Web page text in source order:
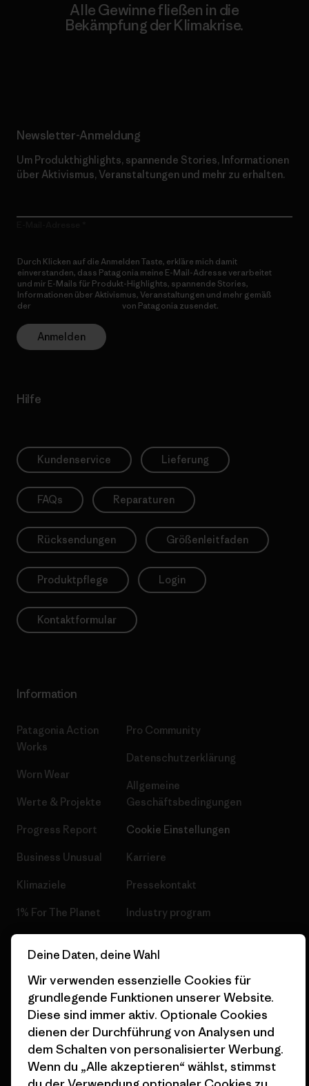
Alle Gewinne fließen in die
Bekämpfung der Klimakrise.
Newsletter-Anmeldung
Um Produkthighlights, spannende Stories, Informationen
über Aktivismus, Veranstaltungen und mehr zu erhalten.
Durch Klicken auf die Anmelden Taste, erkläre mich damit
einverstanden, dass Patagonia meine E-Mail-Adresse verarbeitet
und mir E-Mails für Produkt-Highlights, spannende Stories,
Informationen über Aktivismus, Veranstaltungen und mehr gemäß
der
von Patagonia zusendet.
Anmelden
Hilfe
Kundenservice Lieferung
FAQs Reparaturen
Rücksendungen Größenleitfaden
Produktpflege Login
Kontaktformular
Information
Patagonia Action
Works
Worn Wear
Werte & Projekte
Progress Report
Business Unusual
Klimaziele
1% For The Planet
Stores in deiner
Nähe
Pro Community
Datenschutzerklärung
Allgemeine
Geschäftsbedingungen
Cookie Einstellungen
Karriere
Pressekontakt
Industry program
Seitenverzeichnis
Deine Daten, deine Wahl
Wir verwenden essenzielle Cookies für
grundlegende Funktionen unserer Website.
Diese sind immer aktiv. Optionale Cookies
dienen der Durchführung von Analysen und
dem Schalten von personalisierter Werbung.
Wenn du „Alle akzeptieren“ wählst, stimmst